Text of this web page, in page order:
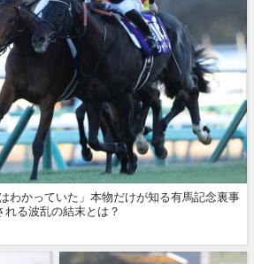
わかっていた」本物だけが知る有馬記念裏事
れる波乱の結末とは？